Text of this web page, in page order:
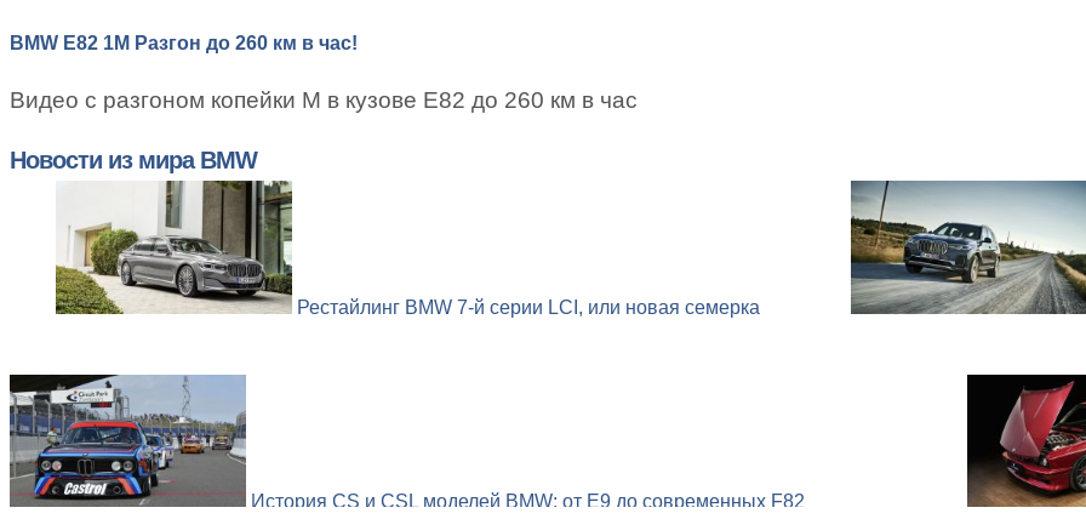
BMW E82 1M Разгон до 260 км в час!
Видео с разгоном копейки М в кузове Е82 до 260 км в час
Новости из мира BMW
Рестайлинг BMW 7-й серии LCI, или новая семерка
История CS и CSL моделей BMW: от E9 до современных F82